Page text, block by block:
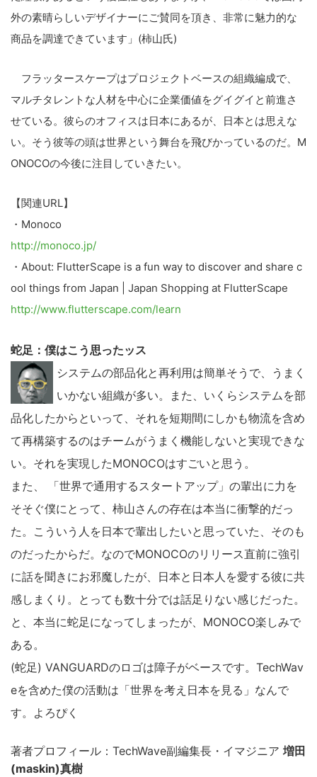
外の素晴らしいデザイナーにご賛同を頂き、非常に魅力的な
商品を調達できています」(柿山氏)
フラッタースケープはプロジェクトベースの組織編成で、
マルチタレントな人材を中心に企業価値をグイグイと前進さ
せている。彼らのオフィスは日本にあるが、日本とは思えな
い。そう彼等の頭は世界という舞台を飛びかっているのだ。M
ONOCOの今後に注目していきたい。
【関連URL】
・Monoco
http://monoco.jp/
・About: FlutterScape is a fun way to discover and share c
ool things from Japan | Japan Shopping at FlutterScape
http://www.flutterscape.com/learn
蛇足：僕はこう思ったッス
システムの部品化と再利用は簡単そうで、うまく
いかない組織が多い。また、いくらシステムを部
品化したからといって、それを短期間にしかも物流を含め
て再構築するのはチームがうまく機能しないと実現できな
い。それを実現したMONOCOはすごいと思う。
また、 「世界で通用するスタートアップ」の輩出に力を
そそぐ僕にとって、柿山さんの存在は本当に衝撃的だっ
た。こういう人を日本で輩出したいと思っていた、そのも
のだったからだ。なのでMONOCOのリリース直前に強引
に話を聞きにお邪魔したが、日本と日本人を愛する彼に共
感しまくり。とっても数十分では話足りない感じだった。
と、本当に蛇足になってしまったが、MONOCO楽しみで
ある。
(蛇足) VANGUARDのロゴは障子がベースです。TechWav
eを含めた僕の活動は「世界を考え日本を見る」なんで
す。よろぴく
著者プロフィール：TechWave副編集長・イマジニア 増田
(maskin)真樹
こ
サ
イ
ト
を
検
索
る